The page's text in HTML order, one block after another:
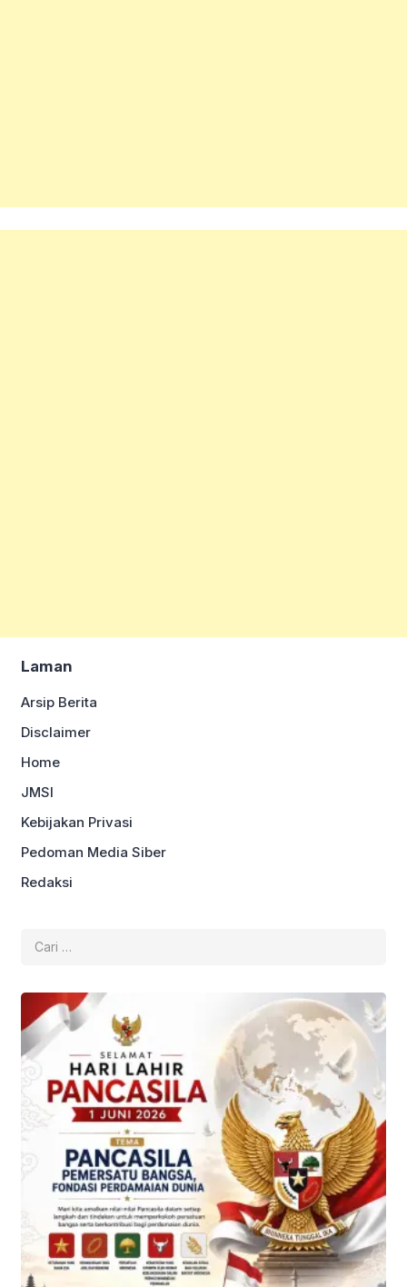
Laman
Arsip Berita
Disclaimer
Home
JMSI
Kebijakan Privasi
Pedoman Media Siber
Redaksi
untuk: